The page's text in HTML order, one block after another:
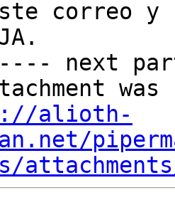
correo
next
alioth-